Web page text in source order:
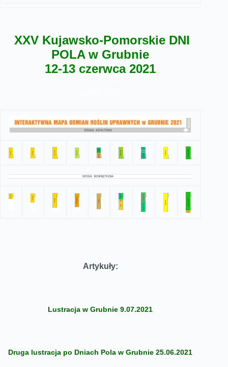
XXV Kujawsko-Pomorskie DNI
POLA w Grubnie
12-13 czerwca 2021
Artykuły:
Lustracja w Grubnie 9.07.2021
Druga lustracja po Dniach Pola w Grubnie 25.06.2021